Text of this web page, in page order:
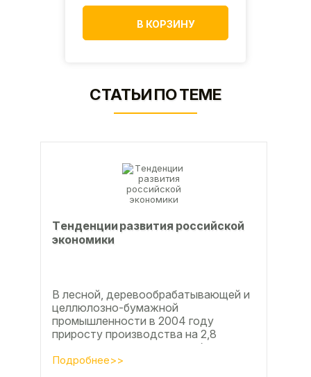
В КОРЗИНУ
СТАТЬИ ПО ТЕМЕ
Тeндeнции paзвития poccийcкoй
экoнoмики
В лесной, деревообрабатывающей и
целлюлозно-бумажной
промышленности в 2004 году
приросту производства на 2,8
процента во многом способствовали
развитие тех подотраслей,
Подробнее>>